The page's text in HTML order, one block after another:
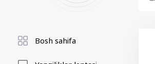
Bosh sahifa